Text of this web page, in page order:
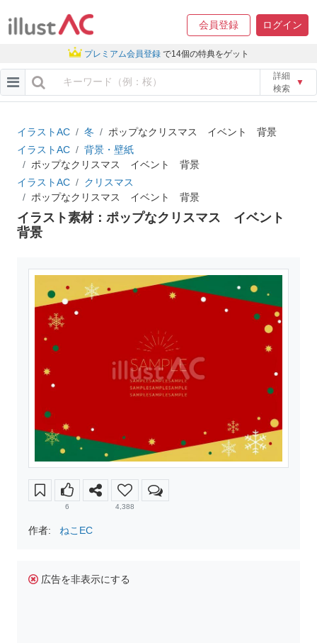
会員登録 ログイン
プレミアム会員登録 で14個の特典をゲット
詳細
検索
▼
イラストAC 冬
ポップなクリスマス イベント 背景
イラストAC
背景・壁紙
ポップなクリスマス イベント 背景
イラストAC
クリスマス
ポップなクリスマス イベント 背景
イラスト素材：ポップなクリスマス イベント
背景
6 4,388
作者: ねこEC
広告を非表示にする